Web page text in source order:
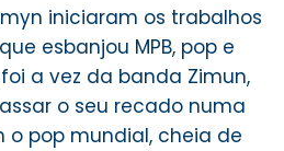
iniciaram os trabalhos
esbanjou MPB, pop e
a vez da banda Zimun,
o seu recado numa
o pop mundial, cheia de